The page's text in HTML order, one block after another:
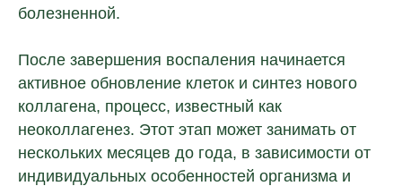
болезненной.
После завершения воспаления начинается
активное обновление клеток и синтез нового
коллагена, процесс, известный как
неоколлагенез. Этот этап может занимать от
нескольких месяцев до года, в зависимости от
индивидуальных особенностей организма и